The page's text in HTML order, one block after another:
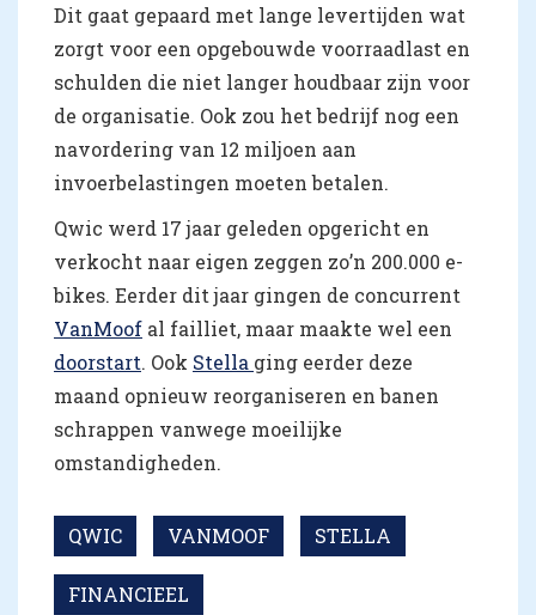
Dit gaat gepaard met lange levertijden wat
zorgt voor een opgebouwde voorraadlast en
schulden die niet langer houdbaar zijn voor
de organisatie. Ook zou het bedrijf nog een
navordering van 12 miljoen aan
invoerbelastingen moeten betalen.
Qwic werd 17 jaar geleden opgericht en
verkocht naar eigen zeggen zo’n 200.000 e-
bikes. Eerder dit jaar gingen de concurrent
VanMoof al failliet, maar maakte wel een
doorstart. Ook Stella ging eerder deze
maand opnieuw reorganiseren en banen
schrappen vanwege moeilijke
omstandigheden.
QWIC VANMOOF STELLA
FINANCIEEL